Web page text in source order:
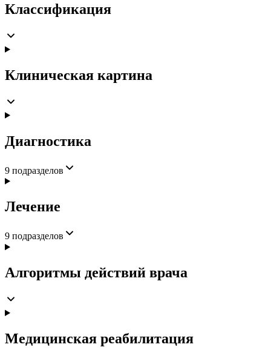
Классификация
Клиническая картина
Диагностика
9 подразделов
Лечение
9 подразделов
Алгоритмы действий врача
Медицинская реабилитация